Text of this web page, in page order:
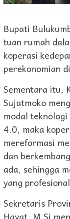
Bupati
tuan rumah
koperasi
perekonomian
Sementara itu,
Sujatmoko
modal
4.0, maka
mereformasi
dan
ada, sehingga
yang
Sekretaris
Hayat, M.Si